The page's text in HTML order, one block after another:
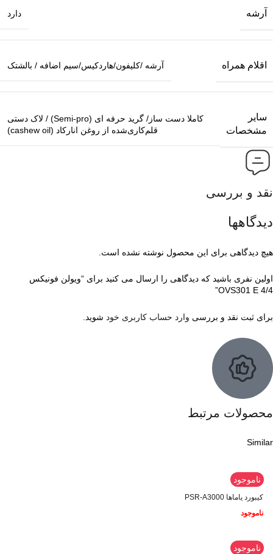
آرشه دارد
اقلام همراه آرشه /کلیفون/هاردکیس/سیم اضافه / بالشتک
سایر
مشخصات
کاملا دست ساز/ گرید حرفه ای (Semi-pro) / لاک دستی
قلم‌کاری‌شده از روغن انارکاد (cashew oil)
نقد و بررسی
دیدگاهها
هیچ دیدگاهی برای این محصول نوشته نشده است.
اولین نفری باشید که دیدگاهی را ارسال می کنید برای “ویولن فونیکس
OVS301 E 4/4”
برای ثبت نقد و بررسی وارد حساب کاربری خود شوید.
محصولات مرتبط
Similar
ناموجود
کیبورد یاماها PSR-A3000
ناموجود
ناموجود